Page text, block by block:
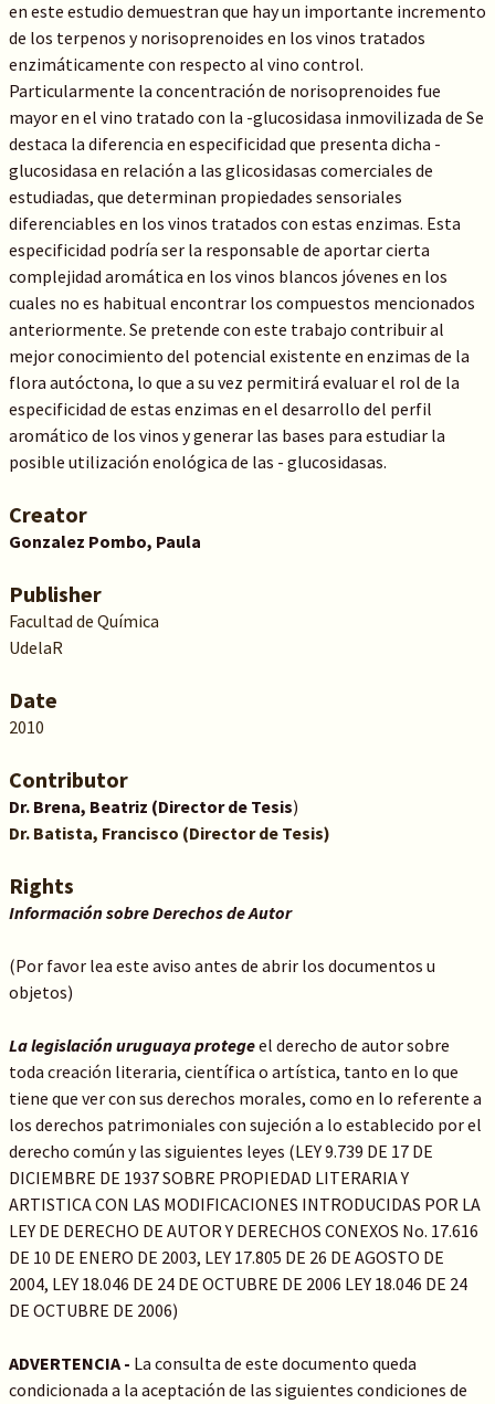
en este estudio demuestran que hay un importante incremento
de los terpenos y norisoprenoides en los vinos tratados
enzimáticamente con respecto al vino control.
Particularmente la concentración de norisoprenoides fue
mayor en el vino tratado con la -glucosidasa inmovilizada de Se
destaca la diferencia en especificidad que presenta dicha -
glucosidasa en relación a las glicosidasas comerciales de
estudiadas, que determinan propiedades sensoriales
diferenciables en los vinos tratados con estas enzimas. Esta
especificidad podría ser la responsable de aportar cierta
complejidad aromática en los vinos blancos jóvenes en los
cuales no es habitual encontrar los compuestos mencionados
anteriormente. Se pretende con este trabajo contribuir al
mejor conocimiento del potencial existente en enzimas de la
flora autóctona, lo que a su vez permitirá evaluar el rol de la
especificidad de estas enzimas en el desarrollo del perfil
aromático de los vinos y generar las bases para estudiar la
posible utilización enológica de las - glucosidasas.
Creator
Gonzalez Pombo, Paula
Publisher
Facultad de Química
UdelaR
Date
2010
Contributor
Dr. Brena, Beatriz (Director de Tesis)
Dr. Batista, Francisco (Director de Tesis)
Rights
Información sobre Derechos de Autor
(Por favor lea este aviso antes de abrir los documentos u
objetos)
La legislación uruguaya protegeel derecho de autor sobre
toda creación literaria, científica o artística, tanto en lo que
tiene que ver con sus derechos morales, como en lo referente a
los derechos patrimoniales con sujeción a lo establecido por el
derecho común y las siguientes leyes (LEY 9.739 DE 17 DE
DICIEMBRE DE 1937 SOBRE PROPIEDAD LITERARIA Y
ARTISTICA CON LAS MODIFICACIONES INTRODUCIDAS POR LA
LEY DE DERECHO DE AUTOR Y DERECHOS CONEXOS No. 17.616
DE 10 DE ENERO DE 2003, LEY 17.805 DE 26 DE AGOSTO DE
2004, LEY 18.046 DE 24 DE OCTUBRE DE 2006 LEY 18.046 DE 24
DE OCTUBRE DE 2006)
ADVERTENCIA - La consulta de este documento queda
condicionada a la aceptación de las siguientes condiciones de